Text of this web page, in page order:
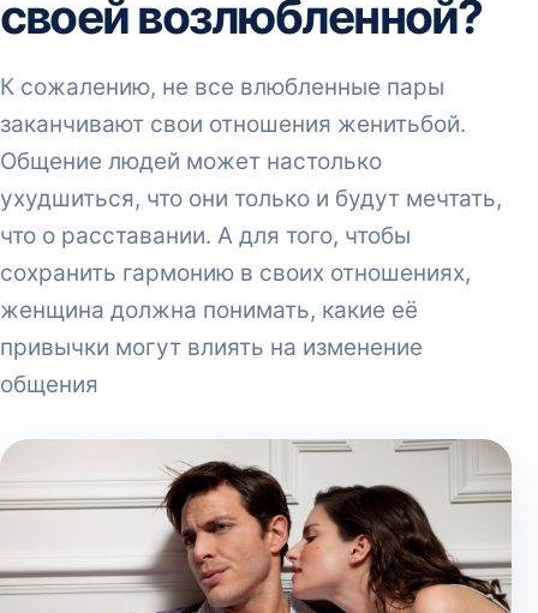
своей возлюбленной?
К сожалению, не все влюбленные пары
заканчивают свои отношения женитьбой.
Общение людей может настолько
ухудшиться, что они только и будут мечтать,
что о расставании. А для того, чтобы
сохранить гармонию в своих отношениях,
женщина должна понимать, какие её
привычки могут влиять на изменение
общения